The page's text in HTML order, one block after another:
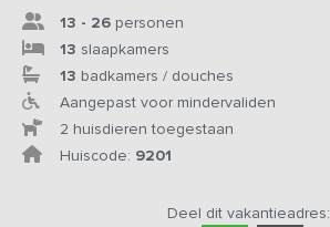
13 - 26 personen
13 slaapkamers
13 badkamers / douches
Aangepast voor mindervaliden
2 huisdieren toegestaan
Huiscode: 9201
Deel dit vakantieadres: